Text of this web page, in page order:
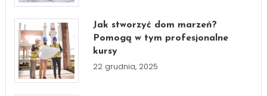
Jak stworzyć dom marzeń?
Pomogą w tym profesjonalne
kursy
22 grudnia, 2025